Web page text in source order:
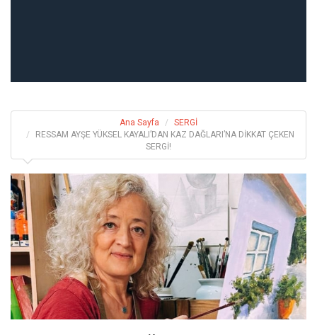
Ana Sayfa
SERGİ
RESSAM AYŞE YÜKSEL KAYALI’DAN KAZ DAĞLARI’NA DİKKAT ÇEKEN
SERGİ!